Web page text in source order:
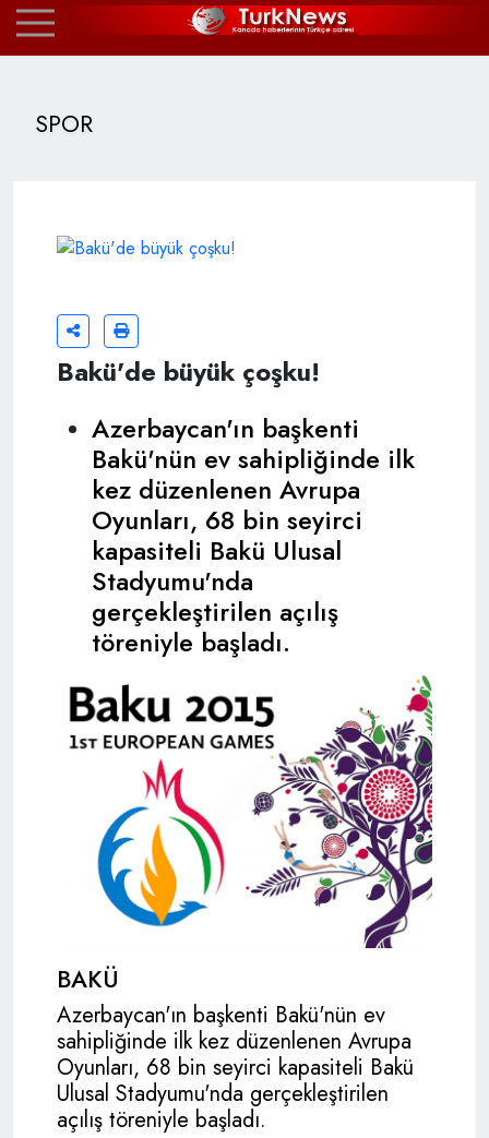
SPOR
Bakü'de büyük çoşku!
Azerbaycan'ın başkenti
Bakü'nün ev sahipliğinde ilk
kez düzenlenen Avrupa
Oyunları, 68 bin seyirci
kapasiteli Bakü Ulusal
Stadyumu'nda
gerçekleştirilen açılış
töreniyle başladı.
BAKÜ
Azerbaycan'ın başkenti Bakü'nün ev
sahipliğinde ilk kez düzenlenen Avrupa
Oyunları, 68 bin seyirci kapasiteli Bakü
Ulusal Stadyumu'nda gerçekleştirilen
açılış töreniyle başladı.